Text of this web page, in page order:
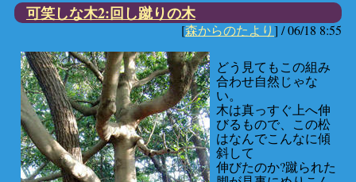
可笑しな木2:回し蹴りの木
[森からのたより] /06/18 8:55
どう見てもこの組み
合わせ自然じゃな
い。
木は真っすぐ上へ伸
びるもので、この松
はなんでこんなに傾
斜して
伸びたのか?蹴られた